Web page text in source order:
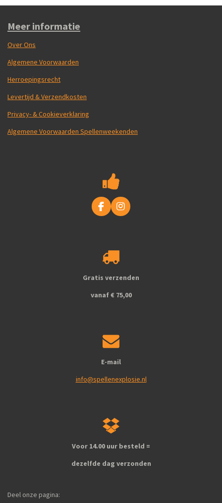
Meer informatie
Over Ons
Algemene Voorwaarden
Herroepingsrecht
Levertijd & Verzendkosten
Privacy- & Cookieverklaring
Algemene Voorwaarden Spellenweekenden
F
a
o
o
I
n
m
Gratis verzenden
vanaf € 75,00
E-mail
info@spellenexplosie.nl
Voor 14.00 uur besteld =
dezelfde dag verzonden
Deel onze pagina: